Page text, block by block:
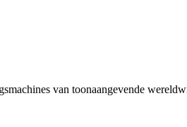
van toonaangevende